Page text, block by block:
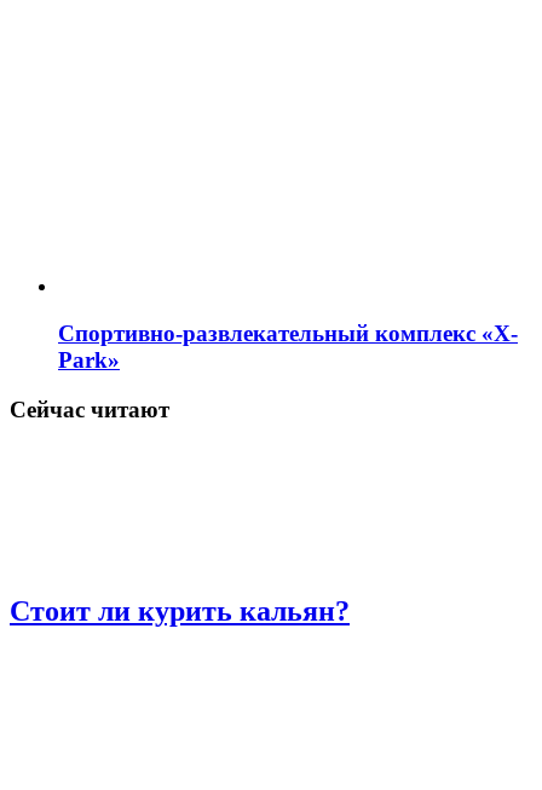
Спортивно-развлекательный комплекс «X-
Park»
Сейчас читают
Стоит ли курить кальян?